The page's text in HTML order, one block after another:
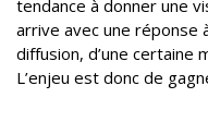
tendance à donner une
arrive avec une réponse
diffusion, d’une certaine
L’enjeu est donc de